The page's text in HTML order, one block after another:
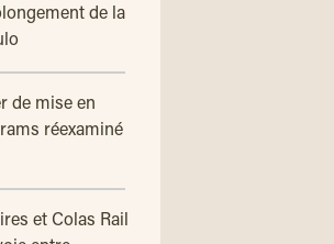
de la
de mise en
réexaminé
et Colas Rail